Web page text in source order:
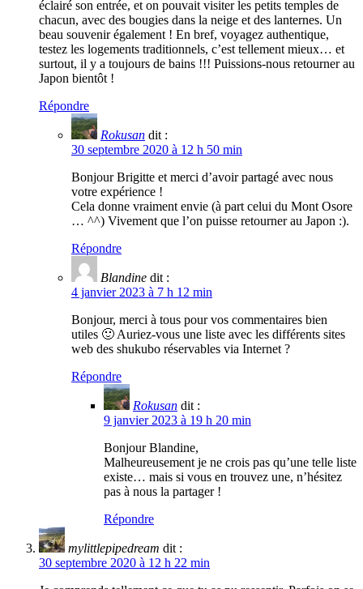
éclairé son entrée, et on pouvait visiter les petits temples de
chacun, avec des bougies dans la neige et des lanternes. Un
beau souvenir également ! En bref, voyagez authentique,
testez les logements traditionnels, c’est tellement mieux… et
surtout, il y a toujours de bains !!! Puissions-nous retourner au
Japon bientôt !
Répondre
Rokusan dit :
30 septembre 2020 à 12 h 50 min
Bonjour Brigitte et merci d’avoir partagé avec nous
votre expérience !
Cela donne vraiment envie (à part celui du Mont Osore
… ^^) Vivement que l’on puisse retourner au Japon :).
Répondre
Blandine dit :
4 janvier 2023 à 7 h 12 min
Bonjour, merci à tous pour vos commentaires bien
utiles 🙂 Auriez-vous une liste avec les différents sites
web des shukubo réservables via Internet ?
Répondre
Rokusan dit :
9 janvier 2023 à 19 h 20 min
Bonjour Blandine,
Malheureusement je ne crois pas qu’une telle liste
existe… mais si vous en trouvez une, n’hésitez
pas à nous la partager !
Répondre
mylittlepipedream dit :
30 septembre 2020 à 12 h 22 min